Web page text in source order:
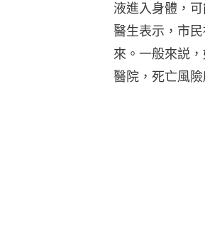
液進入身體，
醫生表示，市
來。一般來説
醫院，死亡風險